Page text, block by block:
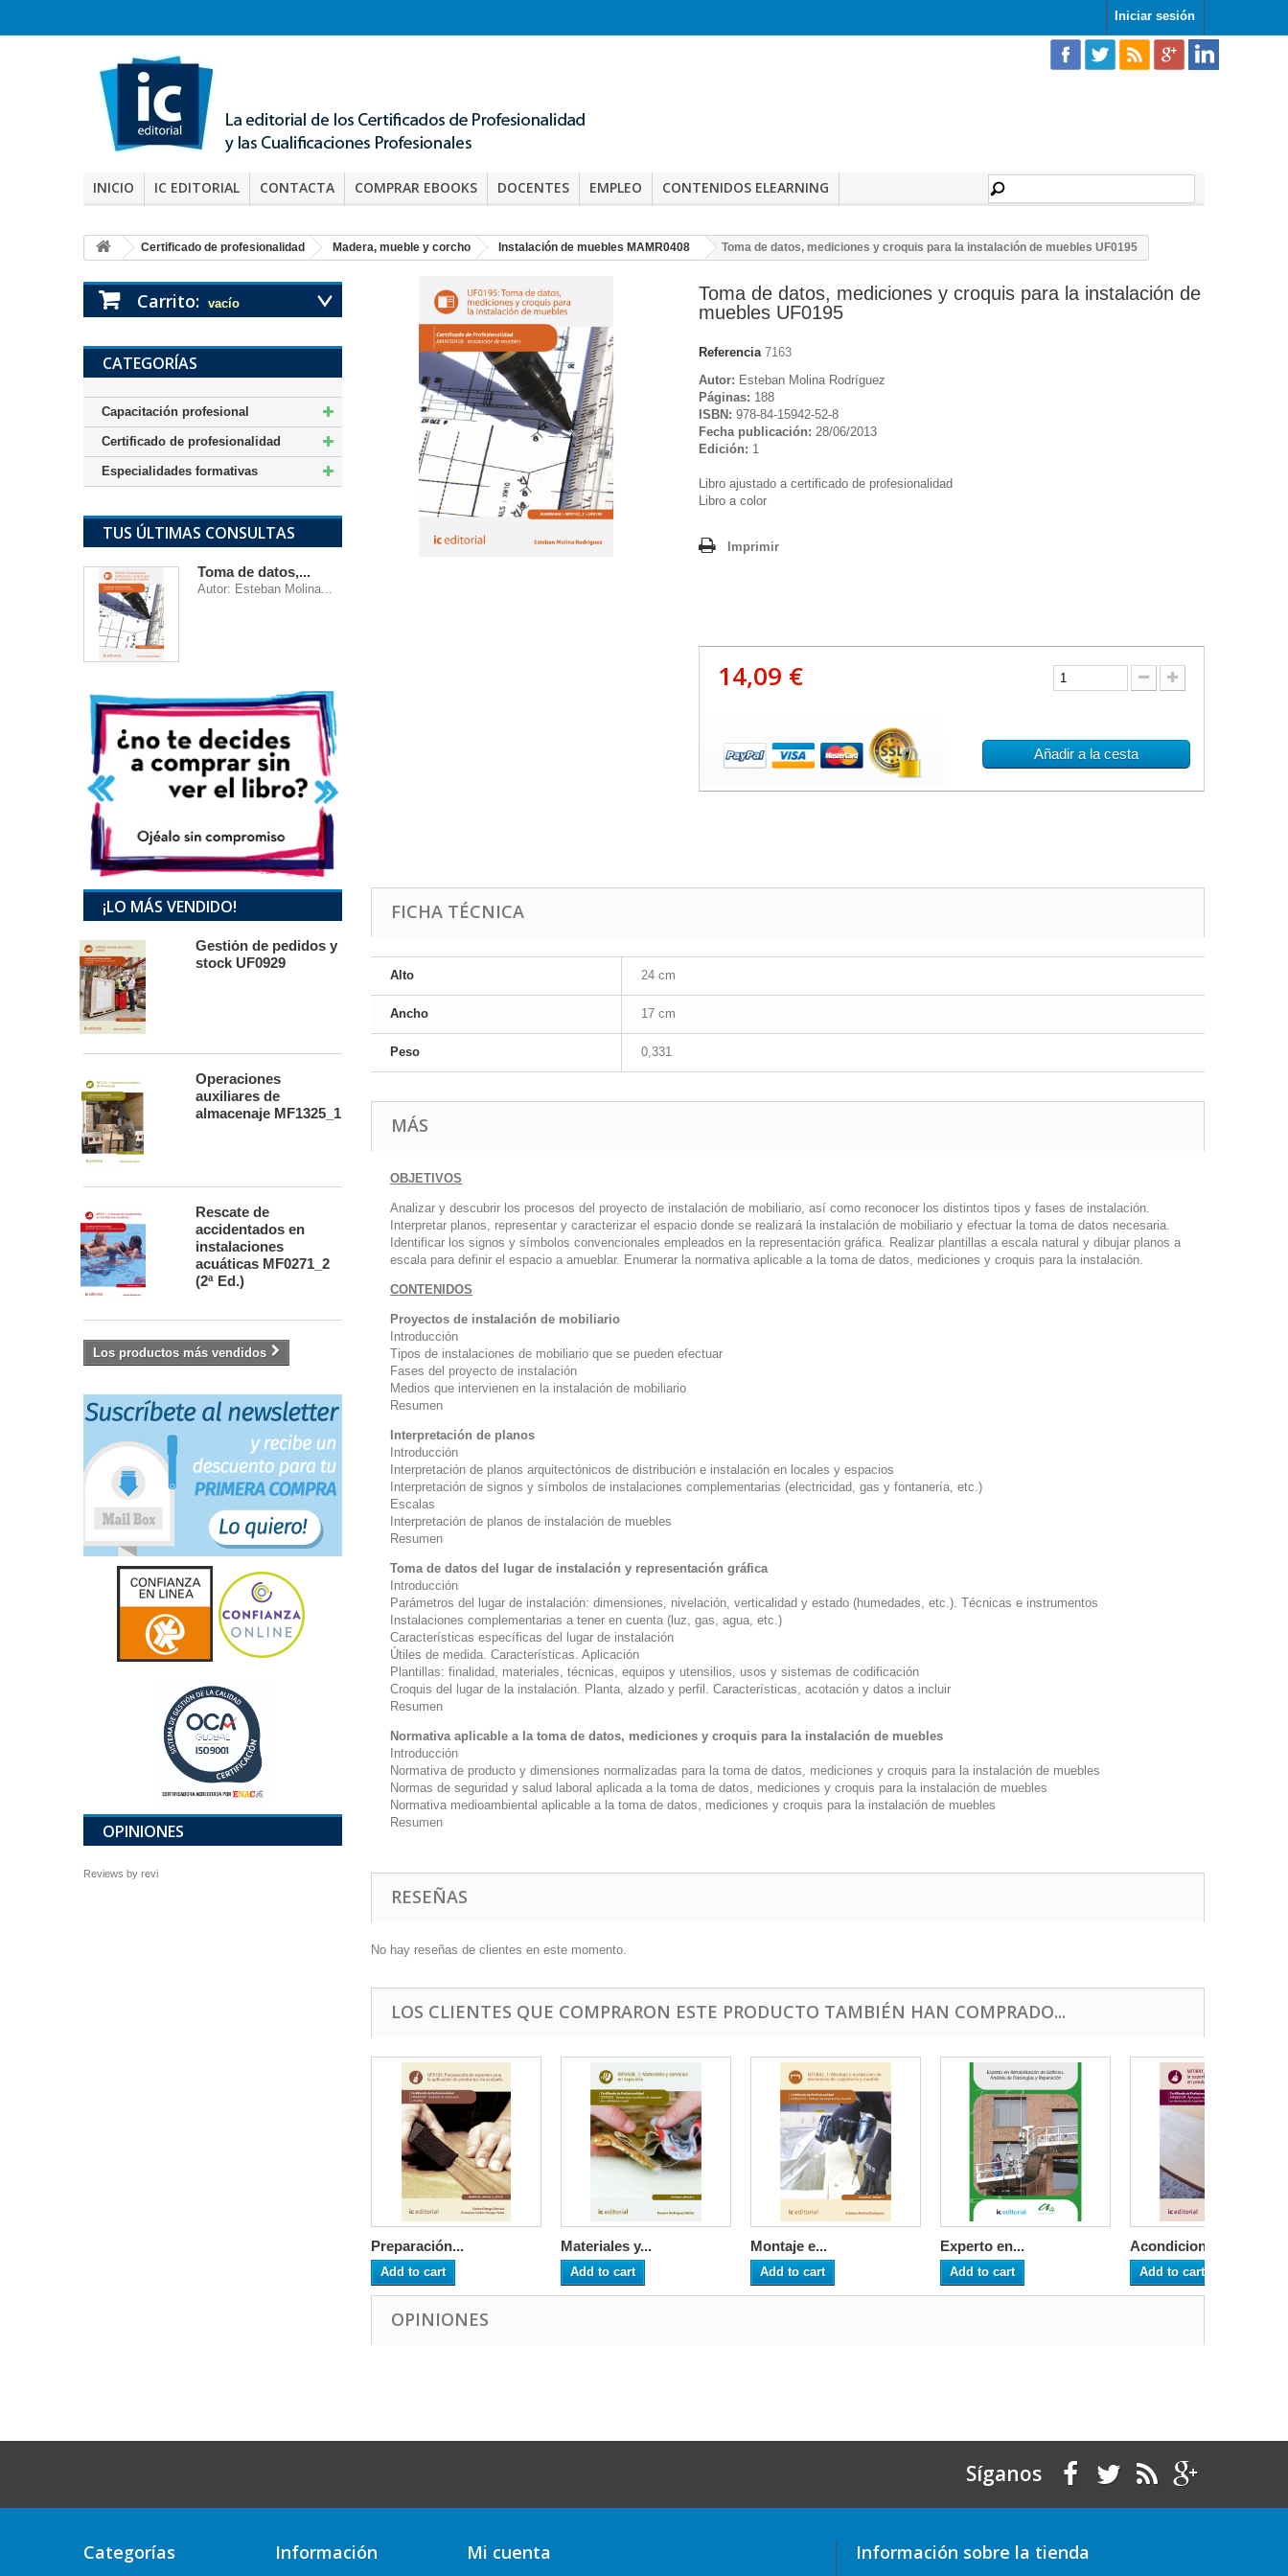
Iniciar sesión
INICIO IC EDITORIAL CONTACTA COMPRAR EBOOKS DOCENTES EMPLEO CONTENIDOS ELEARNING
Certificado de profesionalidad Madera, mueble y corcho Instalación de muebles MAMR0408 Toma de datos, mediciones y croquis para la instalación de muebles UF0195
Carrito: vacío
CATEGORÍAS
Capacitación profesional
Certificado de profesionalidad
Especialidades formativas
TUS ÚLTIMAS CONSULTAS
Toma de datos,...
Autor: Esteban Molina...
¡LO MÁS VENDIDO!
Gestión de pedidos y
stock UF0929
Operaciones
auxiliares de
almacenaje MF1325_1
Rescate de
accidentados en
instalaciones
acuáticas MF0271_2
(2ª Ed.)
Los productos más vendidos
OPINIONES
Reviews by revi
Toma de datos, mediciones y croquis para la instalación de
muebles UF0195
Referencia 7163
Autor: Esteban Molina Rodríguez
Páginas: 188
ISBN: 978-84-15942-52-8
Fecha publicación: 28/06/2013
Edición: 1
Libro ajustado a certificado de profesionalidad
Libro a color
Imprimir
14,09 €
Añadir a la cesta
FICHA TÉCNICA
Alto 24 cm
Ancho 17 cm
Peso 0,331
MÁS
OBJETIVOS
Analizar y descubrir los procesos del proyecto de instalación de mobiliario, así como reconocer los distintos tipos y fases de instalación.
Interpretar planos, representar y caracterizar el espacio donde se realizará la instalación de mobiliario y efectuar la toma de datos necesaria.
Identificar los signos y símbolos convencionales empleados en la representación gráfica. Realizar plantillas a escala natural y dibujar planos a
escala para definir el espacio a amueblar. Enumerar la normativa aplicable a la toma de datos, mediciones y croquis para la instalación.
CONTENIDOS
Proyectos de instalación de mobiliario
Introducción
Tipos de instalaciones de mobiliario que se pueden efectuar
Fases del proyecto de instalación
Medios que intervienen en la instalación de mobiliario
Resumen
Interpretación de planos
Introducción
Interpretación de planos arquitectónicos de distribución e instalación en locales y espacios
Interpretación de signos y símbolos de instalaciones complementarias (electricidad, gas y fontanería, etc.)
Escalas
Interpretación de planos de instalación de muebles
Resumen
Toma de datos del lugar de instalación y representación gráfica
Introducción
Parámetros del lugar de instalación: dimensiones, nivelación, verticalidad y estado (humedades, etc.). Técnicas e instrumentos
Instalaciones complementarias a tener en cuenta (luz, gas, agua, etc.)
Características específicas del lugar de instalación
Útiles de medida. Características. Aplicación
Plantillas: finalidad, materiales, técnicas, equipos y utensilios, usos y sistemas de codificación
Croquis del lugar de la instalación. Planta, alzado y perfil. Características, acotación y datos a incluir
Resumen
Normativa aplicable a la toma de datos, mediciones y croquis para la instalación de muebles
Introducción
Normativa de producto y dimensiones normalizadas para la toma de datos, mediciones y croquis para la instalación de muebles
Normas de seguridad y salud laboral aplicada a la toma de datos, mediciones y croquis para la instalación de muebles
Normativa medioambiental aplicable a la toma de datos, mediciones y croquis para la instalación de muebles
Resumen
RESEÑAS
No hay reseñas de clientes en este momento.
LOS CLIENTES QUE COMPRARON ESTE PRODUCTO TAMBIÉN HAN COMPRADO...
Preparación...
Add to cart
Materiales y...
Add to cart
Montaje e...
Add to cart
Experto en...
Add to cart
Acondicionam...
Add to cart
OPINIONES
Síganos
Categorías Información Mi cuenta Información sobre la tienda